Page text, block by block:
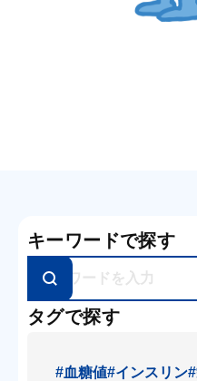
キーワードで探す
タグで探す
#血糖値#インスリン